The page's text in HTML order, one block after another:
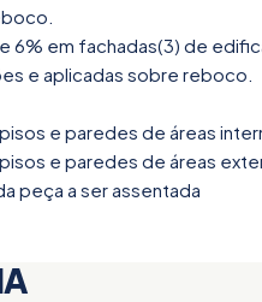
6% em fachadas(3) de
e aplicadas sobre reboco.
e paredes de áreas
e paredes de áreas
peça a ser assentada